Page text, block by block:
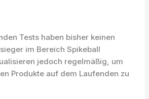
Tests haben bisher keinen
im Bereich Spikeball
jedoch regelmäßig, um
Produkte auf dem Laufenden zu